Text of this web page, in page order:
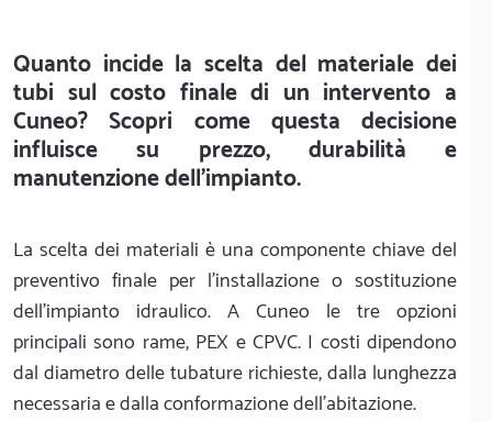
Quanto incide la scelta del materiale dei
tubi sul costo finale di un intervento a
Cuneo? Scopri come questa decisione
influisce su prezzo, durabilità e
manutenzione dell'impianto.
La scelta dei materiali è una componente chiave del
preventivo finale per l'installazione o sostituzione
dell'impianto idraulico. A Cuneo le tre opzioni
principali sono rame, PEX e CPVC. I costi dipendono
dal diametro delle tubature richieste, dalla lunghezza
necessaria e dalla conformazione dell'abitazione.